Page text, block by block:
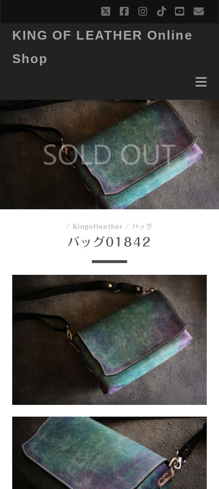
twitterfacebookinstagram
tiktok
KING OF LEATHER Online
Shop
/ Kingofleather / バッグ
バッグ01842